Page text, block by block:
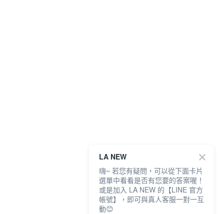
LA NEW
嗨~ 若您有疑問，可以從下面卡片
選單中看看是否有您要的答案喔！
或是加入 LA NEW 的【LINE 官方
帳號】，即可與真人客服一對一互
動😊